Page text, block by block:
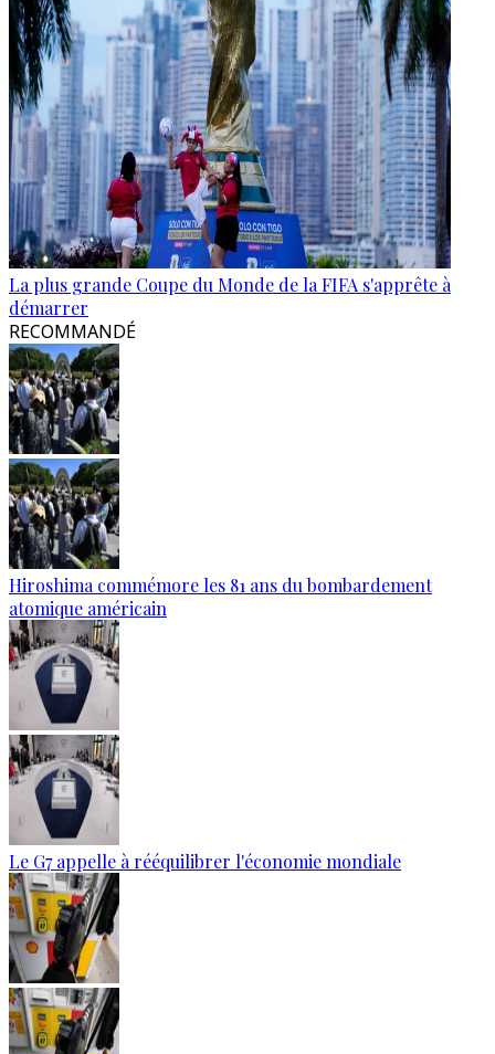
La plus grande Coupe du Monde de la FIFA s'apprête à
démarrer
RECOMMANDÉ
Hiroshima commémore les 81 ans du bombardement
atomique américain
Le G7 appelle à rééquilibrer l'économie mondiale